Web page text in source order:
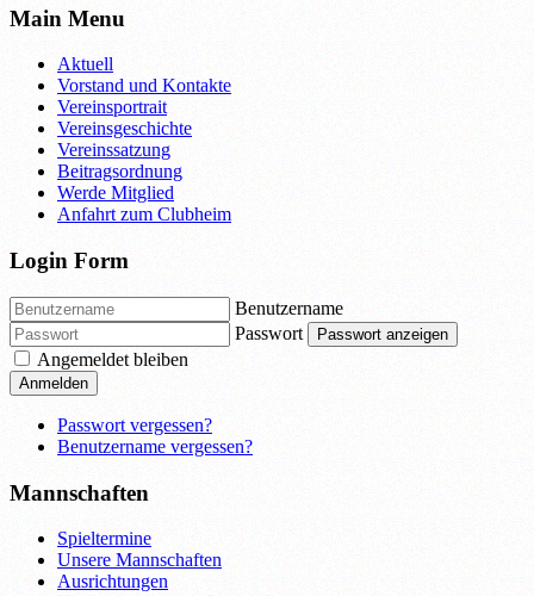
Main Menu
Aktuell
Vorstand und Kontakte
Vereinsportrait
Vereinsgeschichte
Vereinssatzung
Beitragsordnung
Werde Mitglied
Anfahrt zum Clubheim
Login Form
Benutzername
Passwort
Passwort anzeigen
Angemeldet bleiben
Anmelden
Passwort vergessen?
Benutzername vergessen?
Mannschaften
Spieltermine
Unsere Mannschaften
Ausrichtungen